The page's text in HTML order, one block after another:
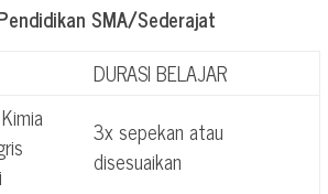
SMA/Sederajat
DURASI BELAJAR
3x sepekan atau
disesuaikan